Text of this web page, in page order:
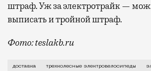
штраф. Уж за электротрайк —
выписать и тройной штраф.
Фото: teslakb.ru
Что же, пришло время учить еще
доставка трехколесные электровелосипеды